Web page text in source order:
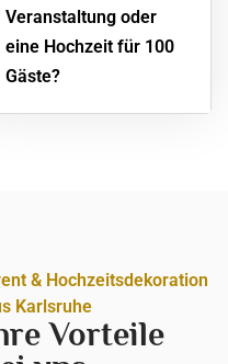
Veranstaltung oder
eine Hochzeit für 100
Gäste?
& Hochzeitsdekoration
Karlsruhe
Vorteile